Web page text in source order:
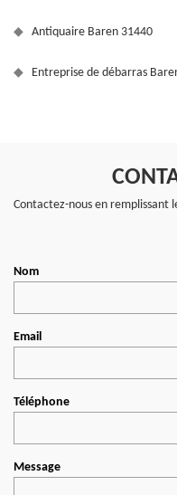
Antiquaire Baren 31440
Entreprise de débarras
Contactez-nous en remplissant
Nom
Email
Téléphone
Message